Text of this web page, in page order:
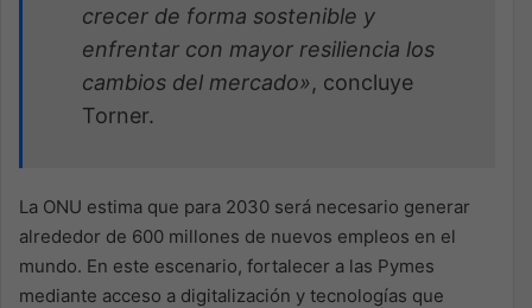
crecer de forma sostenible y
enfrentar con mayor resiliencia los
cambios del mercado», concluye
Torner. ​
La ONU estima que para 2030 será necesario generar
alrededor de 600 millones de nuevos empleos en el
mundo. En este escenario, fortalecer a las Pymes
mediante acceso a digitalización y tecnologías que